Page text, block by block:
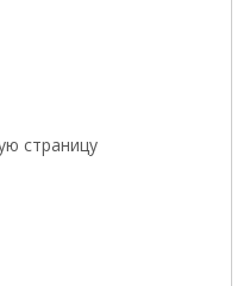
страницу